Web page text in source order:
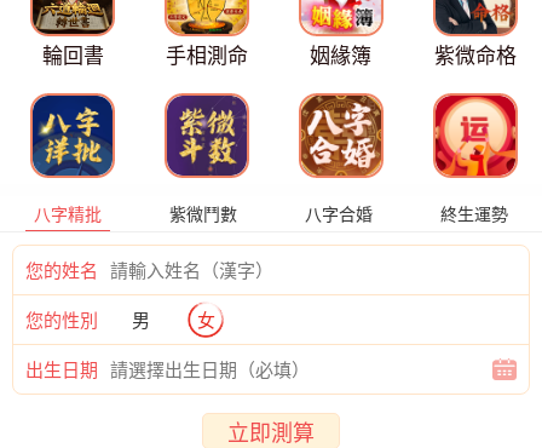
輪回書 手相測命 姻緣簿 紫微命格
八字精批 紫微鬥數 八字合婚 終生運勢
您的姓名
您的性別 男 女
出生日期
立即測算